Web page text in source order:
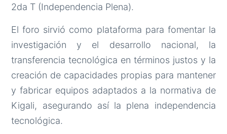
2da T (Independencia Plena).
El foro sirvió como plataforma para fomentar la
investigación y el desarrollo nacional, la
transferencia tecnológica en términos justos y la
creación de capacidades propias para mantener
y fabricar equipos adaptados a la normativa de
Kigali, asegurando así la plena independencia
tecnológica.